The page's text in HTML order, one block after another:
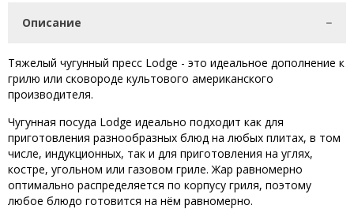
Описание
Тяжелый чугунный пресс Lodge - это идеальное дополнение к
грилю или сковороде культового американского
производителя.
Чугунная посуда Lodge идеально подходит как для
приготовления разнообразных блюд на любых плитах, в том
числе, индукционных, так и для приготовления на углях,
костре, угольном или газовом гриле. Жар равномерно
оптимально распределяется по корпусу гриля, поэтому
любое блюдо готовится на нём равномерно.